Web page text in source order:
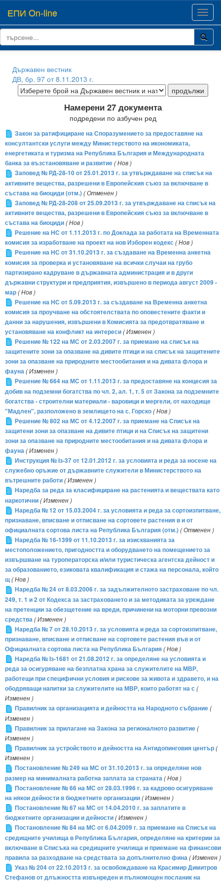
ЕПИ On-line
Държавен вестник
ДВ, бр. 97 от 8.11.2013 г.
Намерени 27 документа
подредени по азбучен ред
Закон за ратифициране на Споразумението за предоставяне на
консултантски услуги между Министерството на икономиката,
енергетиката и туризма на Република България и Международната
банка за възстановяване и развитие( Нов )
Заповед № РД-28-10 от 25.01.2013 г. за утвърждаване на списък на
активните вещества, разрешени в Европейския съюз за включване в
състава на биоциди (отм.)( Отменен )
Заповед № РД-28-208 от 25.09.2013 г. за утвърждаване на списък на
активните вещества, разрешени в Европейския съюз за включване в
състава на биоциди( Нов )
Решение на НС от 1.11.2013 г. по Доклада за работата на Временната
комисия за изработване на проект на нов Изборен кодекс( Нов )
Решение на НС от 31.10.2013 г. за създаване на Временна анкетна
комисия за проверка и установяване на всички случаи на грубо
партизирано кадруване в държавната администрация и в други
държавни структури и предприятия, извършено в периода август 2009 -
мар( Нов )
Решение на НС от 5.09.2013 г. за създаване на Временна анкетна
комисия за проучване на обстоятелствата по оповестените факти и
данни за нарушения, извършени в Комисията за предотвратяване и
установяване на конфликт на интереси( Изменен )
Решение № 122 на МС от 2.03.2007 г. за приемане на списък на
защитените зони за опазване на дивите птици и на списък на защитените
зони за опазване на природните местообитания и на дивата флора и
фауна( Изменен )
Решение № 664 на МС от 1.11.2013 г. за предоставяне на концесия за
добив на подземни богатства по чл. 2, ал. 1, т. 5 от Закона за подземните
богатства - строителни материали - варовици и мергели, от находище
"Мадлен", разположено в землището на с. Горско( Нов )
Решение № 802 на МС от 4.12.2007 г. за приемане на Списък на
защитени зони за опазване на дивите птици и на Списък на защитени
зони за опазване на природните местообитания и на дивата флора и
фауна( Изменен )
Инструкция № Iз-37 от 12.01.2012 г. за условията и реда за носене на
служебно оръжие от държавните служители в Министерството на
вътрешните работи( Изменен )
Наредба за реда за класифициране на растенията и веществата като
наркотични( Изменен )
Наредба № 12 от 15.03.2004 г. за условията и реда за сортоизпитване,
признаване, вписване и отписване на сортовете растения в и от
официалната сортова листа на Република България (отм.)( Отменен )
Наредба № 16-1399 от 11.10.2013 г. за изискванията за
местоположението, пригодността и оборудването на помещението за
извършване на туроператорска и/или туристическа агентска дейност и
за образованието, езиковата квалификация и стажа на персонала, който
щ( Нов )
Наредба № 24 от 8.03.2006 г. за задължителното застраховане по чл.
249, т. 1 и 2 от Кодекса за застраховането и за методиката за уреждане
на претенции за обезщетение на вреди, причинени на моторни превозни
средства( Изменен )
Наредба № 7 от 28.10.2013 г. за условията и реда за сортоизпитване,
признаване, вписване и отписване на сортовете растения във и от
Официалната сортова листа на Република България( Нов )
Наредба № Iз-1681 от 21.08.2012 г. за определяне на условията и
реда за осигуряване на безплатна храна за служителите на МВР,
работещи при специфични условия и рискове за живота и здравето, и на
ободряващи напитки за служителите на МВР, които работят на с(
Изменен )
Правилник за организацията и дейността на Народното събрание(
Изменен )
Правилник за прилагане на Закона за регионалното развитие(
Изменен )
Правилник за устройството и дейността на Антидопинговия център(
Изменен )
Постановление № 249 на МС от 31.10.2013 г. за определяне нов
размер на минималната работна заплата за страната( Нов )
Постановление № 66 на МС от 28.03.1996 г. за кадрово осигуряване
на някои дейности в бюджетните организации( Изменен )
Постановление № 67 на МС от 14.04.2010 г. за заплатите в
бюджетните организации и дейности( Изменен )
Постановление № 84 на МС от 6.04.2009 г. за приемане на Списък на
средищните училища в Република България, определяне на критерии за
включване в Списъка на средищните училища и приемане на финансови
правила за разходване на средствата за допълнително фина( Изменен )
Указ № 204 от 22.10.2013 г. за освобождаване на Красимир Димитров
Стефанов от длъжността извънреден и пълномощен посланик на